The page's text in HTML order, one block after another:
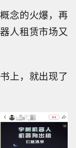
念的火爆，再
人租赁市场又
上，就出现了